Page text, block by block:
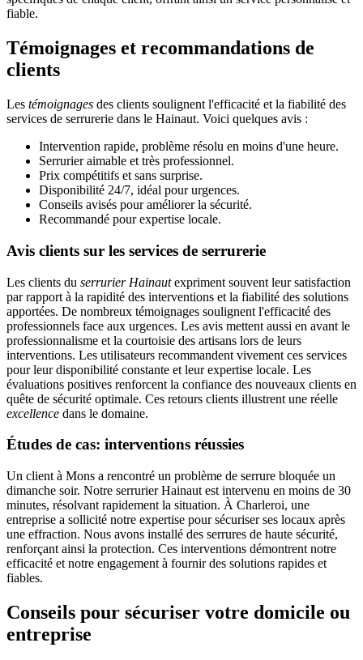
fiable.
Témoignages et recommandations de
clients
Les témoignages des clients soulignent l'efficacité et la fiabilité des
services de serrurerie dans le Hainaut. Voici quelques avis :
Intervention rapide, problème résolu en moins d'une heure.
Serrurier aimable et très professionnel.
Prix compétitifs et sans surprise.
Disponibilité 24/7, idéal pour urgences.
Conseils avisés pour améliorer la sécurité.
Recommandé pour expertise locale.
Avis clients sur les services de serrurerie
Les clients du serrurier Hainautexpriment souvent leur satisfaction
par rapport à la rapidité des interventions et la fiabilité des solutions
apportées. De nombreux témoignages soulignent l'efficacité des
professionnels face aux urgences. Les avis mettent aussi en avant le
professionnalisme et la courtoisie des artisans lors de leurs
interventions. Les utilisateurs recommandent vivement ces services
pour leur disponibilité constante et leur expertise locale. Les
évaluations positives renforcent la confiance des nouveaux clients en
quête de sécurité optimale. Ces retours clients illustrent une réelle
excellence dans le domaine.
Études de cas: interventions réussies
Un client à Mons a rencontré un problème de serrure bloquée un
dimanche soir. Notre serrurier Hainaut est intervenu en moins de 30
minutes, résolvant rapidement la situation. À Charleroi, une
entreprise a sollicité notre expertise pour sécuriser ses locaux après
une effraction. Nous avons installé des serrures de haute sécurité,
renforçant ainsi la protection. Ces interventions démontrent notre
efficacité et notre engagement à fournir des solutions rapides et
fiables.
Conseils pour sécuriser votre domicile ou
entreprise